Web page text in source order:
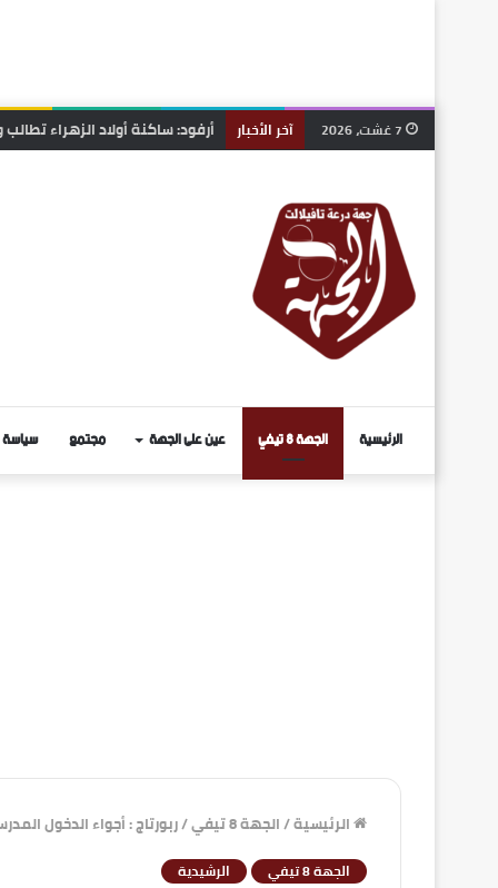
آخر الأخبار الرشيدية.. انطلاق قافلة طبية
الرئيسية الجهة 8 تيفي عين على الجهة مجتمع سياسة
الرئيسية/الجهة 8 تيفي /ربورتاج : أجواء الدخول
الجهة 8 تيفي الرشيدية